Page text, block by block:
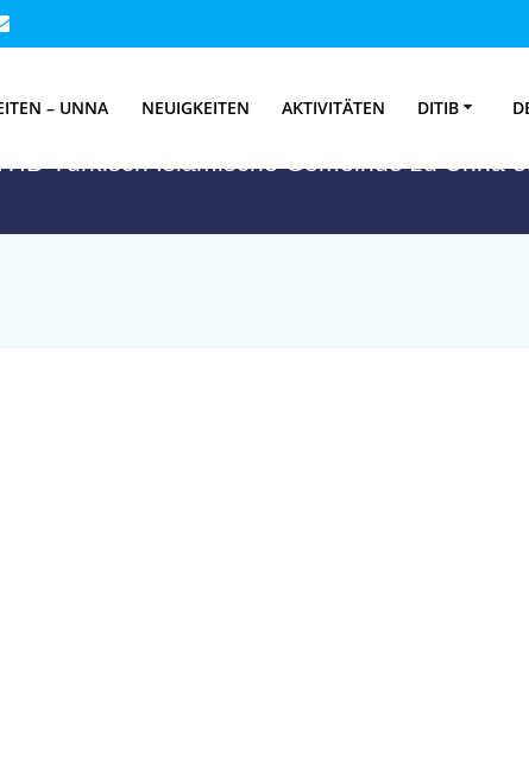
– UNNA NEUIGKEITEN AKTIVITÄTEN DITIB
https://
Türkisch Islamische Gemeinde zu Unna